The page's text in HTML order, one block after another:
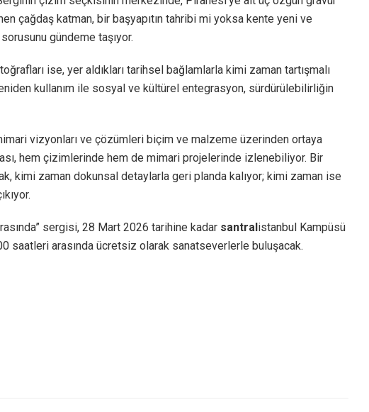
çağdaş katman, bir başyapıtın tahribi mi yoksa kente yeni ve
gündeme taşıyor.
ise, yer aldıkları tarihsel bağlamlarla kimi zaman tartışmalı
kullanım ile sosyal ve kültürel entegrasyon, sürdürülebilirliğin
vizyonları ve çözümleri biçim ve malzeme üzerinden ortaya
hem çizimlerinde hem de mimari projelerinde izlenebiliyor. Bir
kimi zaman dokunsal detaylarla geri planda kalıyor; kimi zaman ise
sergisi, 28 Mart 2026 tarihine kadar santralistanbul Kampüsü
saatleri arasında ücretsiz olarak sanatseverlerle buluşacak.